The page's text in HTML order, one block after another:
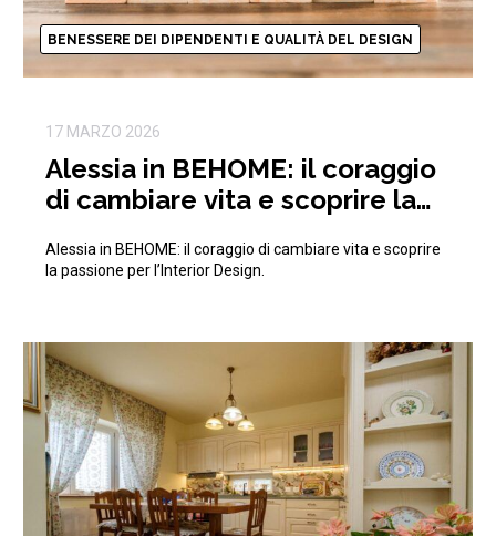
BENESSERE DEI DIPENDENTI E QUALITÀ DEL DESIGN
17 MARZO 2026
Alessia in BEHOME: il coraggio
di cambiare vita e scoprire la
Alessia in BEHOME: il coraggio di cambiare vita e scoprire
la passione per l’Interior Design.